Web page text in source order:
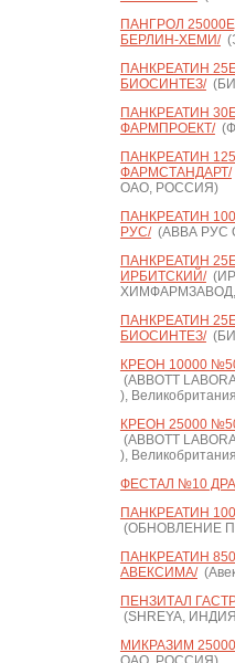
ПАНГРОЛ
БЕРЛИН-ХЕМИ/
ПАНКРЕАТИН
БИОСИНТЕЗ/
ПАНКРЕАТИН
ФАРМПРОЕКТ/
ПАНКРЕАТИН
ФАРМСТАНДАРТ/
ОАО, РОССИЯ)
ПАНКРЕАТИН
РУС/(АВВА РУС
ПАНКРЕАТИН
ИРБИТСКИЙ/
ПАНКРЕАТИН
БИОСИНТЕЗ/
КРЕОН 10000
(ABBOTT
),
КРЕОН 25000
(ABBOTT
),
ФЕСТАЛ №10
ПАНКРЕАТИН
(ОБНОВЛЕНИЕ
ПАНКРЕАТИН
АВЕКСИМА/
ПЕНЗИТАЛ
(SHREYA,
МИКРАЗИМ